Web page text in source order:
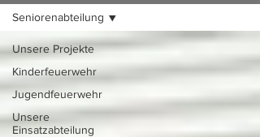
Unsere Projekte
Kinderfeuerwehr
Jugendfeuerwehr
Unsere
Einsatzabteilung
Seniorenabteilung